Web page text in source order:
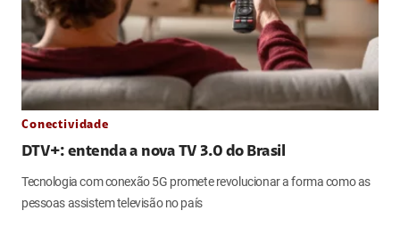
Conectividade
DTV+: entenda a nova TV 3.0 do Brasil
Tecnologia com conexão 5G promete revolucionar a forma como as
pessoas assistem televisão no país